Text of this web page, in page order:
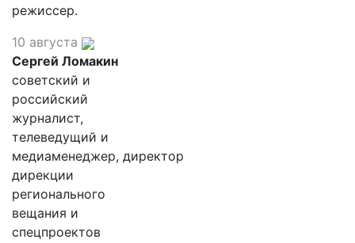
режиссер.
10 августа
Сергей Ломакин
советский и
российский
журналист,
телеведущий и
медиаменеджер, директор
дирекции
регионального
вещания и
спецпроектов